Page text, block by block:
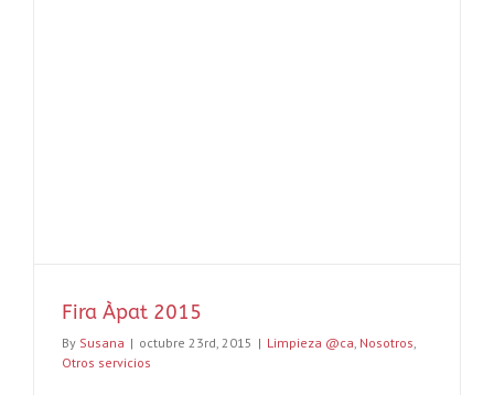
Fira Àpat 2015
By Susana | octubre 23rd, 2015 | Limpieza @ca Nosotros
Otros servicios